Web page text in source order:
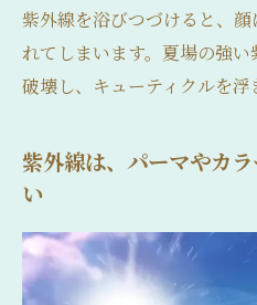
紫外線を浴びつづけると、
れてしまいます。夏場の強
破壊し、キューティクルを浮
紫外線は、パーマやカ
い